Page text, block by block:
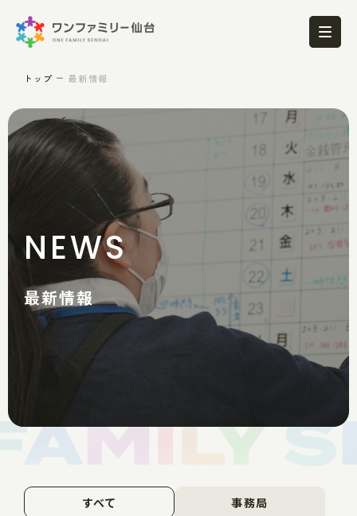
トップ 最新情報
NEWS
最新情報
すべて
事務局